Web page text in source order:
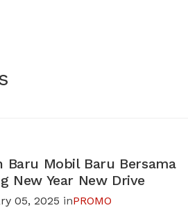
Baru Mobil Baru Bersama
New Year New Drive
05, 2025 inPROMO